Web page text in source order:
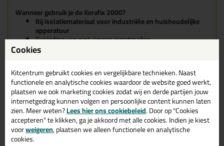
Wanneer gebruik je de Kerafix 2000?
Bij isolatiemateriaal voor industriële en huishoudelijke
apperatuur
Bekleding van niet-ijzeren ingietmallen
Overdrachtsysteemen voor gesmolten aluminium
Scheidingsmiddel voor hard en zacht solderen
Dilatatievoegen
Beglazingsbanden
Kenmerken
Hoge temperatuurstabiliteit
Geringe warmteopslag
Lichtgewicht
Flexibiliteit
Cookies
Kitcentrum gebruikt cookies en vergelijkbare technieken. Naast
functionele en analytische cookies waardoor de website goed werkt,
plaatsen we ook marketing cookies zodat wij en derde partijen jouw
internetgedrag kunnen volgen en persoonlijke content kunnen laten
zien. Meer weten?Lees hier ons cookiebeleid. Door op "Cookies
accepteren" te klikken, ga je akkoord met alle cookies. Indien je kiest
voorweigeren, plaatsen we alleen functionele en analytische
cookies.